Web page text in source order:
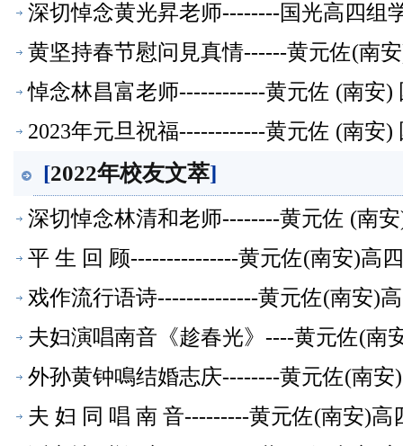
深切悼念黄光昇老师--------国光高四组
黄坚持春节慰问見真情------黄元佐(南
悼念林昌富老师------------黄元佐 (南安
2023年元旦祝福------------黄元佐 (南安
[2022年校友文萃]
深切悼念林清和老师--------黄元佐 (南
平 生 回 顾---------------黄元佐(南安)高
戏作流行语诗--------------黄元佐(南安)
夫妇演唱南音《趁春光》----黄元佐(南
外孙黄钟鳴结婚志庆--------黄元佐(南
夫 妇 同 唱 南 音---------黄元佐(南安)